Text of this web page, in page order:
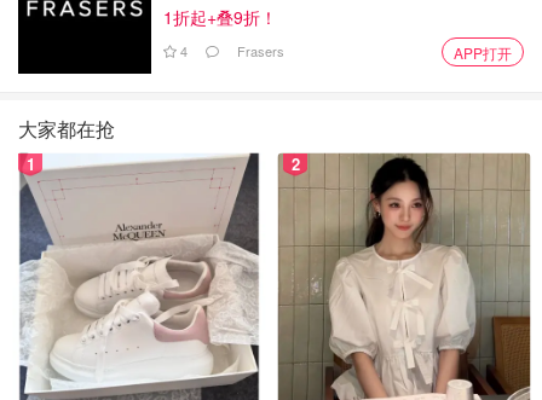
1折起+叠9折！
4 Frasers APP打开
大家都在抢
1 2